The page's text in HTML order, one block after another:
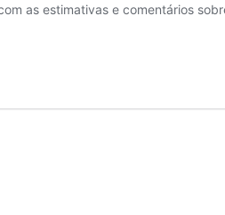
as estimativas e comentários